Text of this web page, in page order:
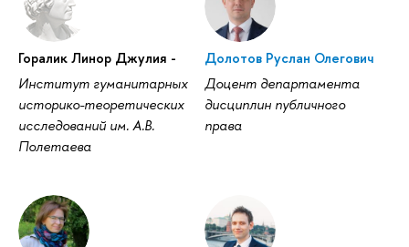
Горалик Линор Джулия -
Институт гуманитарных
историко-теоретических
исследований им. А.В.
Полетаева
Долотов Руслан Олегович
Доцент департамента
дисциплин публичного
права